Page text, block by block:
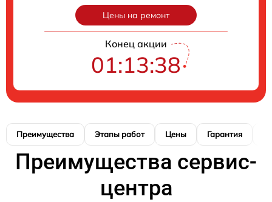
Цены на ремонт
Конец акции
01:13:37
Преимущества Этапы работ Цены Гарантия
Преимущества сервис-
центра